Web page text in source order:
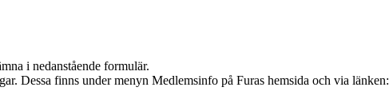
i nedanstående formulär.
Dessa finns under menyn Medlemsinfo på Furas hemsida och via länken: